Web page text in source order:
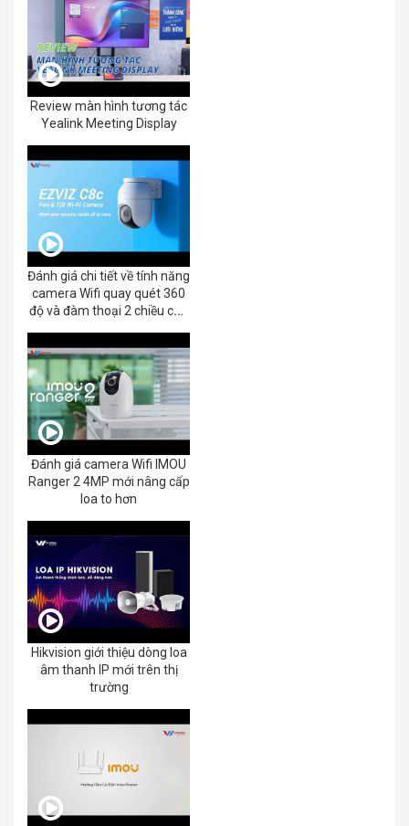
Review màn hình tương tác
Yealink Meeting Display
Đánh giá chi tiết về tính năng
camera Wifi quay quét 360
độ và đàm thoại 2 chiều của
Đánh giá camera Wifi IMOU
Ranger 2 4MP mới nâng cấp
loa to hơn
Hikvision giới thiệu dòng loa
âm thanh IP mới trên thị
trường